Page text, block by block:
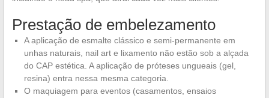
Prestação de embelezamento
A aplicação de esmalte clássico e semi-permanente em
unhas naturais, nail art e lixamento não estão sob a alçada
do CAP estética. A aplicação de próteses ungueais (gel,
resina) entra nessa mesma categoria.
O maquiagem para eventos (casamentos, ensaios